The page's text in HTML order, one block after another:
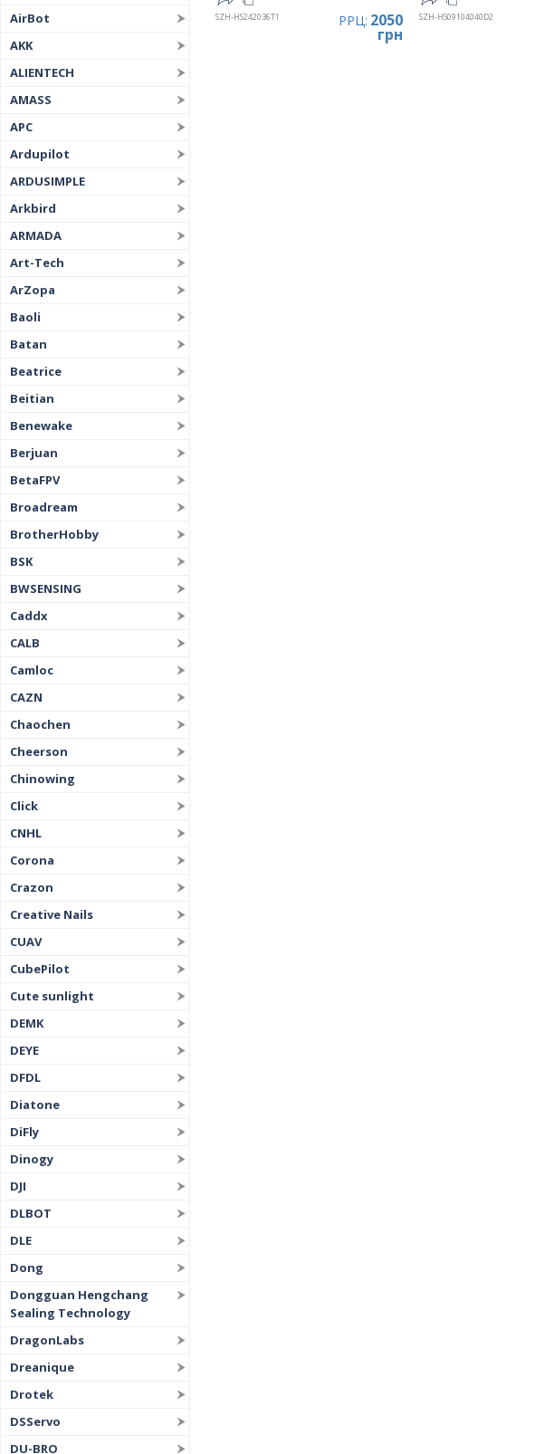
AirBot
AKK
ALIENTECH
AMASS
APC
Ardupilot
ARDUSIMPLE
Arkbird
ARMADA
Art-Tech
ArZopa
Baoli
Batan
Beatrice
Beitian
Benewake
Berjuan
BetaFPV
Broadream
BrotherHobby
BSK
BWSENSING
Caddx
CALB
Camloc
CAZN
Chaochen
Cheerson
Chinowing
Click
CNHL
Corona
Crazon
Creative Nails
CUAV
CubePilot
Cute sunlight
DEMK
DEYE
DFDL
Diatone
DiFly
Dinogy
DJI
DLBOT
DLE
Dong
Dongguan Hengchang
Sealing Technology
DragonLabs
Dreanique
Drotek
DSServo
DU-BRO
SZH-HS242036T1 РРЦ: 2050
грн
SZH-HS09104040D2